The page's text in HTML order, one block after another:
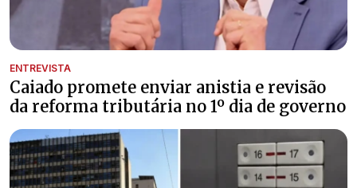
ENTREVISTA
Caiado promete enviar anistia e revisão
da reforma tributária no 1º dia de governo